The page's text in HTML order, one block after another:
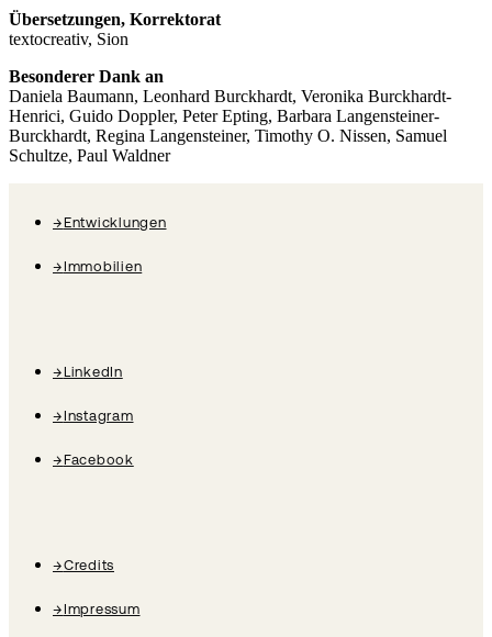
Übersetzungen, Korrektorat
textocreativ, Sion
Besonderer Dank an
Daniela Baumann, Leonhard Burckhardt, Veronika Burckhardt-
Henrici, Guido Doppler, Peter Epting, Barbara Langensteiner-
Burckhardt, Regina Langensteiner, Timothy O. Nissen, Samuel
Schultze, Paul Waldner
→Entwicklungen
→Immobilien
→LinkedIn
→Instagram
→Facebook
→Credits
→Impressum